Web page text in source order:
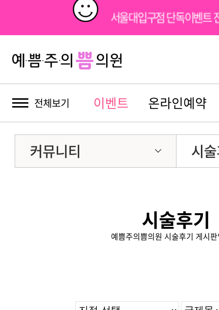
서울대입구점 단독이벤트
전체보기 이벤트 온라인예약
커뮤니티 시
시술후기
예쁨주의쁨의원 시술후기 게시